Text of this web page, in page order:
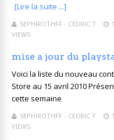
[Lire la suite ...]
SEPHIROTHFF - CEDRIC T
VIEWS
mise a jour du
Voici la liste du nouveau
Store au 15 avril 2010
cette semaine
SEPHIROTHFF - CEDRIC T
VIEWS